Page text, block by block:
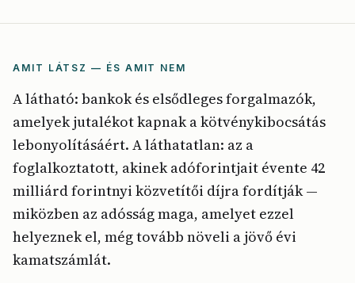
AMIT LÁTSZ — ÉS AMIT NEM
A látható: bankok és elsődleges forgalmazók,
amelyek jutalékot kapnak a kötvénykibocsátás
lebonyolításáért. A láthatatlan: az a
foglalkoztatott, akinek adóforintjait évente 42
milliárd forintnyi közvetítői díjra fordítják —
miközben az adósság maga, amelyet ezzel
helyeznek el, még tovább növeli a jövő évi
kamatszámlát.